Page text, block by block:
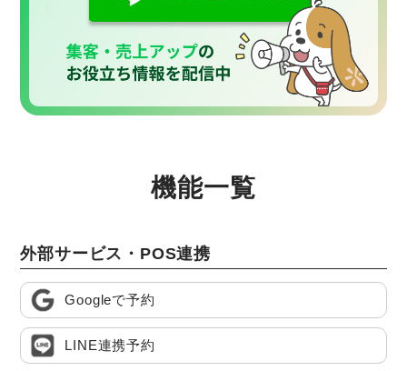
機能一覧
外部サービス・POS連携
Googleで予約
LINE連携予約